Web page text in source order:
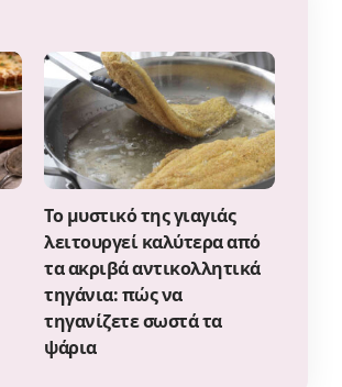
Το μυστικό της γιαγιάς
λειτουργεί καλύτερα από
τα ακριβά αντικολλητικά
τηγάνια: πώς να
τηγανίζετε σωστά τα
ψάρια